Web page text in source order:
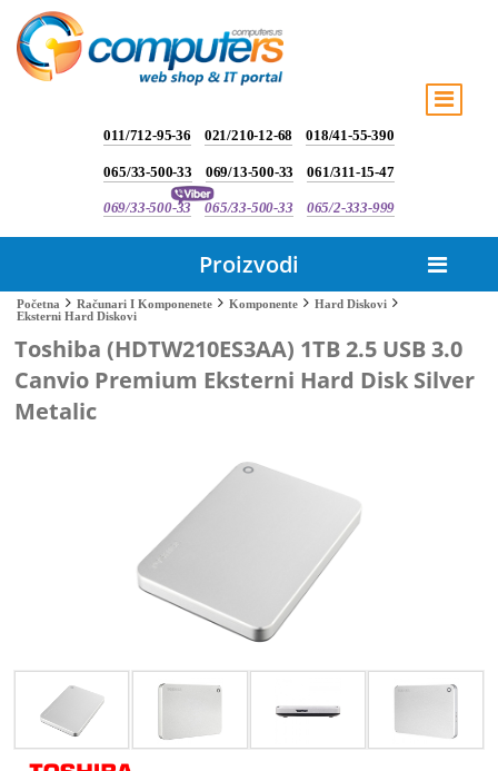
011/712-95-36 021/210-12-68 018/41-55-390
065/33-500-33 069/13-500-33 061/311-15-47
069/33-500-33 065/33-500-33 065/2-333-999
Proizvodi
Početna Računari I Komponenete Komponente
Hard Diskovi
Eksterni Hard Diskovi
Toshiba (HDTW210ES3AA) 1TB 2.5 USB 3.0
Canvio Premium Eksterni Hard Disk Silver
Metalic